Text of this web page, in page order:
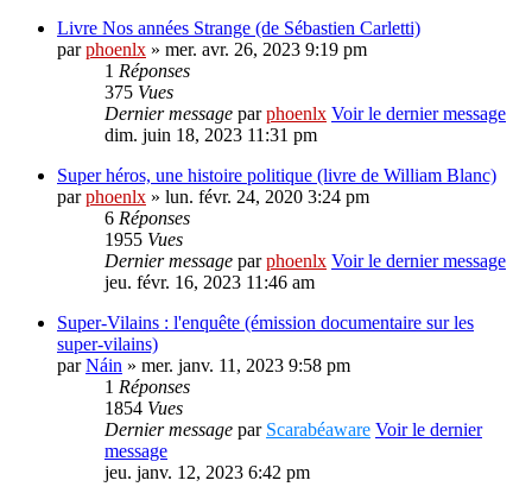
Livre Nos années Strange (de Sébastien Carletti)
parphoenlx » mer. avr. 26, 2023 9:19 pm
1 Réponses
375 Vues
Dernier message parphoenlx Voir le dernier message
dim. juin 18, 2023 11:31 pm
Super héros, une histoire politique (livre de William Blanc)
parphoenlx » lun. févr. 24, 2020 3:24 pm
6 Réponses
1955 Vues
Dernier message parphoenlx Voir le dernier message
jeu. févr. 16, 2023 11:46 am
Super-Vilains : l'enquête (émission documentaire sur les
super-vilains)
parNáin » mer. janv. 11, 2023 9:58 pm
1 Réponses
1854 Vues
Dernier message par Scarabéaware Voir le dernier
message
jeu. janv. 12, 2023 6:42 pm